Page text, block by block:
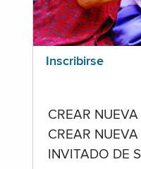
Inscribirse
CREAR
CREAR
INVITADO DE